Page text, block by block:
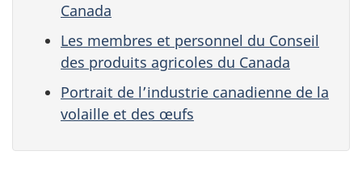
Canada
Les membres et personnel du Conseil
des produits agricoles du Canada
Portrait de l’industrie canadienne de la
volaille et des œufs